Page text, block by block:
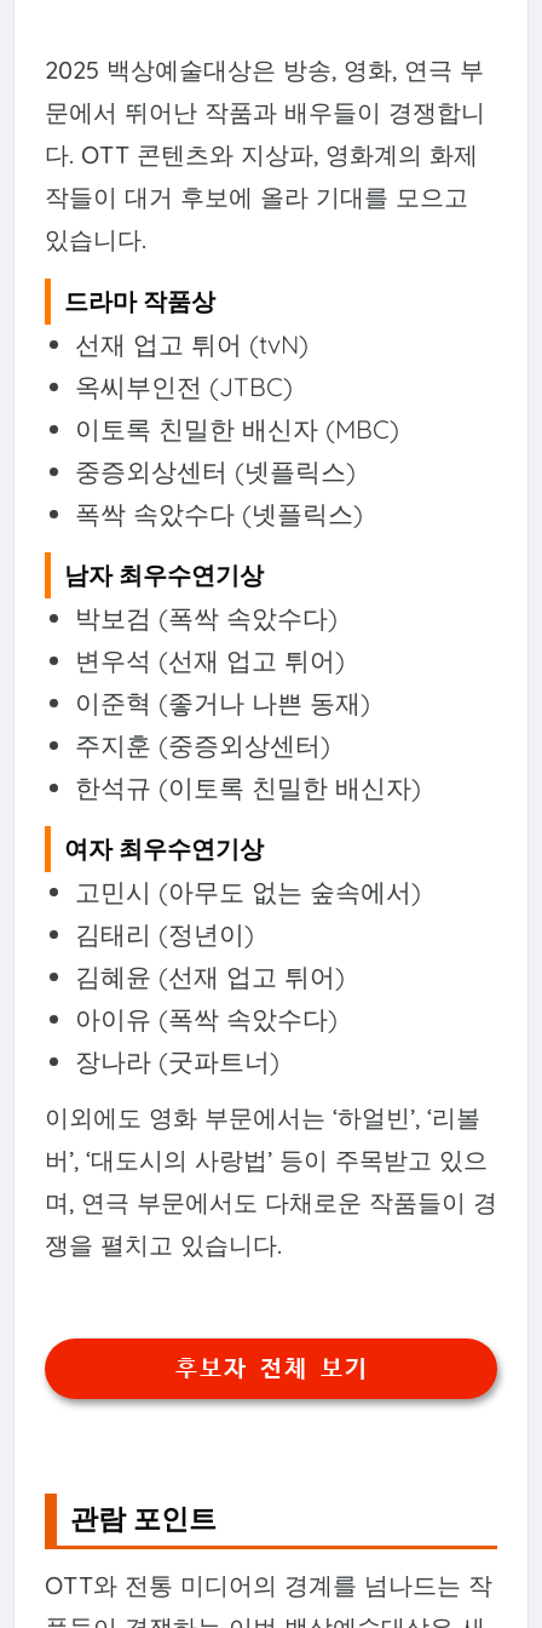
2025 백상예술대상은 방송, 영화, 연극 부
문에서 뛰어난 작품과 배우들이 경쟁합니
다. OTT 콘텐츠와 지상파, 영화계의 화제
작들이 대거 후보에 올라 기대를 모으고
있습니다.
드라마 작품상
선재 업고 튀어 (tvN)
옥씨부인전 (JTBC)
이토록 친밀한 배신자 (MBC)
중증외상센터 (넷플릭스)
폭싹 속았수다 (넷플릭스)
남자 최우수연기상
박보검 (폭싹 속았수다)
변우석 (선재 업고 튀어)
이준혁 (좋거나 나쁜 동재)
주지훈 (중증외상센터)
한석규 (이토록 친밀한 배신자)
여자 최우수연기상
고민시 (아무도 없는 숲속에서)
김태리 (정년이)
김혜윤 (선재 업고 튀어)
아이유 (폭싹 속았수다)
장나라 (굿파트너)
이외에도 영화 부문에서는 ‘하얼빈’, ‘리볼
버’, ‘대도시의 사랑법’ 등이 주목받고 있으
며, 연극 부문에서도 다채로운 작품들이 경
쟁을 펼치고 있습니다.
후보자 전체 보기
관람 포인트
OTT와 전통 미디어의 경계를 넘나드는 작